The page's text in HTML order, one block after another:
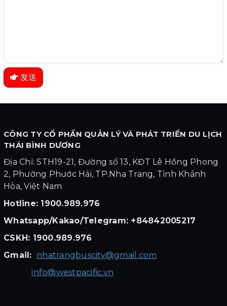
发送
CÔNG TY CỔ PHẦN QUẢN LÝ VÀ PHÁT TRIỂN DU LỊCH
THÁI BÌNH DƯƠNG
Địa Chỉ: STH19-21, Đường số 13, KĐT Lê Hồng Phong
2, Phường Phước Hải, TP.Nha Trang, Tỉnh Khánh
Hòa, Việt Nam
Hotline: 1900.989.976
Whatsapp/Kakao/Telegram: +84842005217
CSKH: 1900.989.976
Gmail: nhatrangbuscity@gmail.com
info@westpacific.vn